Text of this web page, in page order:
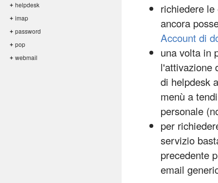
+ helpdesk
+ imap
+ password
+ pop
+ webmail
richiedere
ancora
Account di
una volta in
l'attivazione
di helpdesk
menù a
personale
per
servizio
precedente
email